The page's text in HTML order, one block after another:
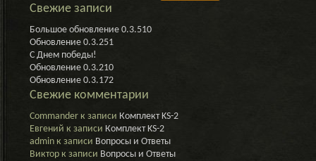
Свежие записи
Большое обновление 0.3.510
Обновление 0.3.251
С Днем победы!
Обновление 0.3.210
Обновление 0.3.172
Свежие комментарии
Commander к записи Комплект KS-2
Евгений к записи Комплект KS-2
admin к записи Вопросы и Ответы
Виктор к записи Вопросы и Ответы